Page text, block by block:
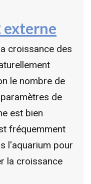
externe
croissance des
le nombre de
de
est bien
fréquemment
l'aquarium pour
la croissance